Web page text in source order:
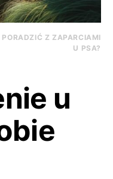
Z ZAPARCIAMI
U PSA?
u